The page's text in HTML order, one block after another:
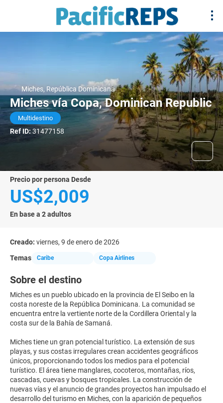
Miches, República Dominicana
Miches vía Copa, Dominican Republic
Multidestino
Ref ID: 31477158
precio por persona Desde
US$2,009
En base a 2 adultos
Creado: viernes, 9 de enero de 2026
Temas
Caribe Copa Airlines
Sobre el destino
Miches es un pueblo ubicado en la provincia de El Seibo en la
costa noreste de la República Dominicana. La comunidad se
encuentra entre la vertiente norte de la Cordillera Oriental y la
costa sur de la Bahía de Samaná.
Miches tiene un gran potencial turístico. La extensión de sus
playas, y sus costas irregulares crean accidentes geográficos
únicos, proporcionando todos los medios para el potencial
turístico. El área tiene manglares, cocoteros, montañas, ríos,
cascadas, cuevas y bosques tropicales. La construcción de
nuevas vías y el anuncio de grandes proyectos han impulsado el
desarrollo del turismo en Miches, con la aparición de pequeños